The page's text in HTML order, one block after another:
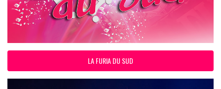
LA FURIA DU SUD